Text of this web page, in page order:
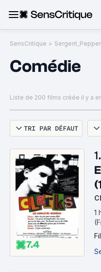
SensCritique > Sergent_Pepper
Comédie
Liste de 200 films créée il y a
TRI PAR DÉFAUT
7.4
1.
1